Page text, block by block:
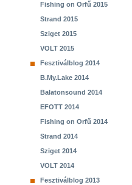
Fishing on Orfű 2015
Strand 2015
Sziget 2015
VOLT 2015
Fesztiválblog 2014
B.My.Lake 2014
Balatonsound 2014
EFOTT 2014
Fishing on Orfű 2014
Strand 2014
Sziget 2014
VOLT 2014
Fesztiválblog 2013